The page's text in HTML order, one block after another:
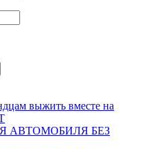
выжить вместе на
АВТОМОБИЛЯ БЕЗ